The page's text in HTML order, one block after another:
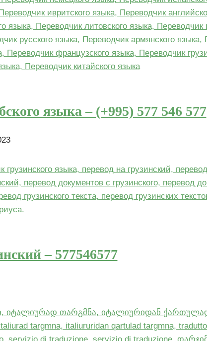
языка – (+995) 577 546 577
– 577546577